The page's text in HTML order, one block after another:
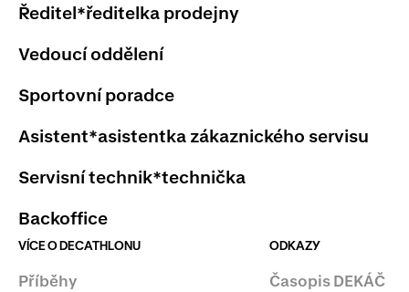
Ředitel*ředitelka prodejny
Vedoucí oddělení
Sportovní poradce
Asistent*asistentka zákaznického servisu
Servisní technik*technička
Backoffice
VÍCE O DECATHLONU
Příběhy
ODKAZY
Časopis DEKÁČ